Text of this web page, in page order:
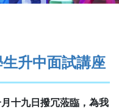
升中面試講座
十九日撥冗蒞臨，為我